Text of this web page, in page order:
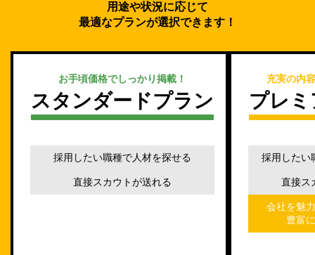
用途や状況に応じて
最適なプランが選択できます！
お手頃価格でしっかり掲載！
スタンダードプラン
採用したい職種で人材を探せる
直接スカウトが送れる
充実の内
プレ
採用したい
直接ス
会社を魅
豊富